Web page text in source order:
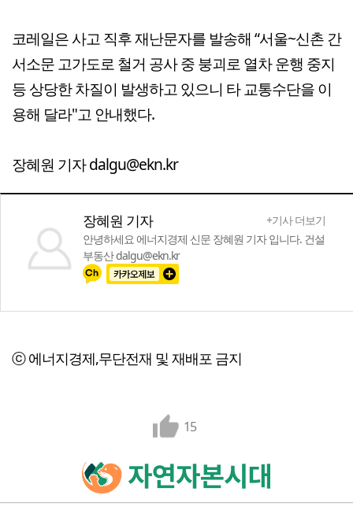
코레일은 사고 직후 재난문자를 발송해 “서울~신촌 간
서소문 고가도로 철거 공사 중 붕괴로 열차 운행 중지
등 상당한 차질이 발생하고 있으니 타 교통수단을 이
용해 달라"고 안내했다.
장혜원 기자 dalgu@ekn.kr
장혜원 기자
+기사 더보기
안녕하세요 에너지경제 신문 장혜원 기자 입니다. 건설
부동산 dalgu@ekn.kr
ⓒ 에너지경제,무단전재 및 재배포 금지
15